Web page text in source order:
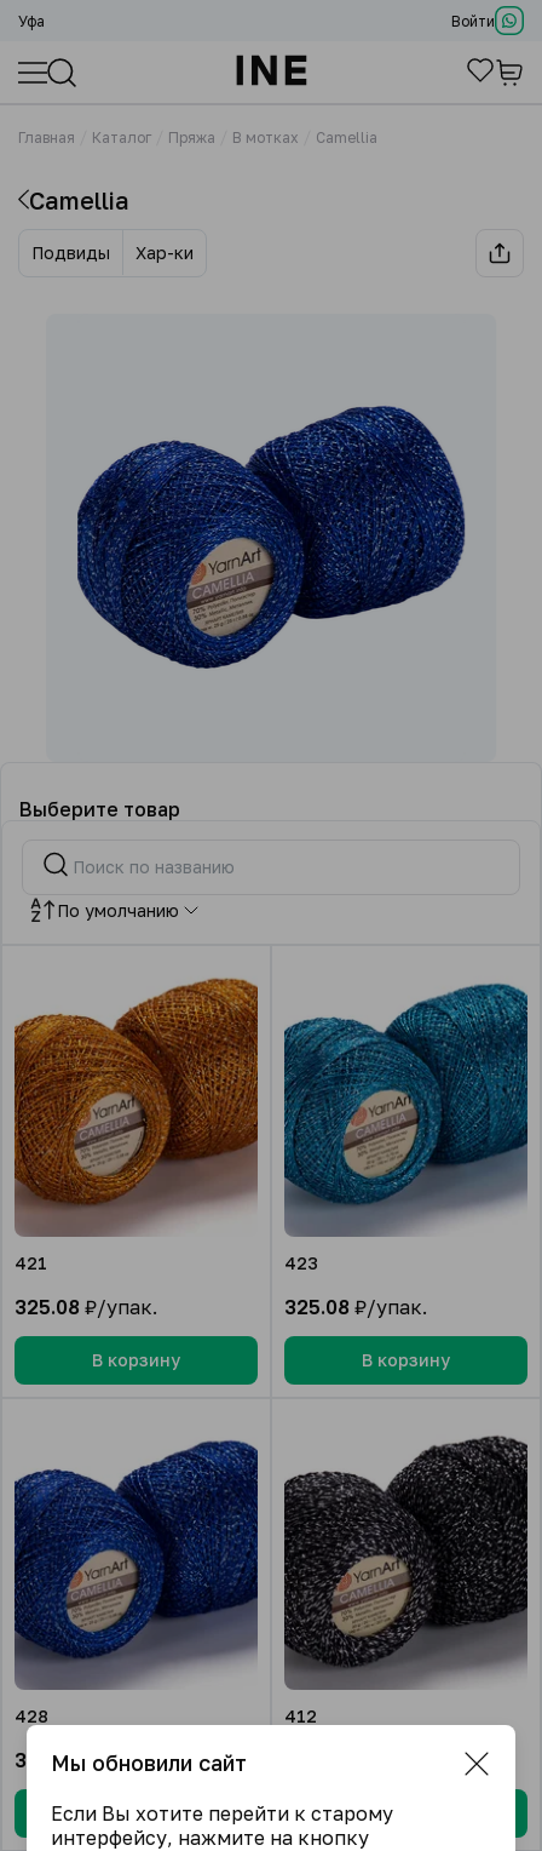
Уфа Войти
Главная Каталог Пряжа В мотках Camellia
Camellia
Подвиды Хар-ки
Выберите товар
По умолчанию
421
325.08 ₽/упак.
В корзину
423
325.08 ₽/упак.
В корзину
428
325.08 ₽/упак.
В корзину
412
В корзину
Мы обновили сайт
Если Вы хотите перейти к старому
интерфейсу, нажмите на кнопку